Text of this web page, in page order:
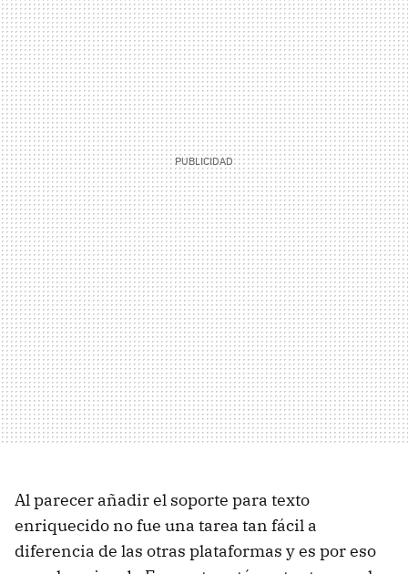
Al parecer añadir el soporte para texto
enriquecido no fue una tarea tan fácil a
diferencia de las otras plataformas y es por eso